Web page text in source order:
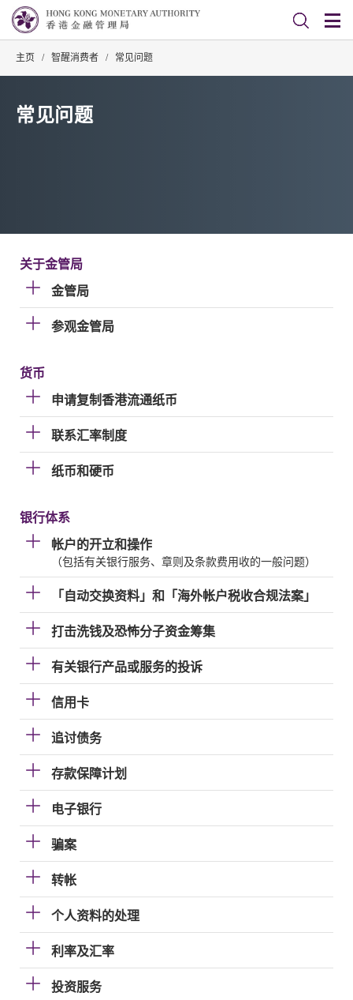
主页 / 智醒消费者 / 常见问题
常见问题
关于金管局
金管局
参观金管局
货币
申请复制香港流通纸币
联系汇率制度
纸币和硬币
银行体系
帐户的开立和操作
（包括有关银行服务、章则及条款费用收的一般问题）
「自动交换资料」和「海外帐户税收合规法案」
打击洗钱及恐怖分子资金筹集
有关银行产品或服务的投诉
信用卡
追讨债务
存款保障计划
电子银行
骗案
转帐
个人资料的处理
利率及汇率
投资服务